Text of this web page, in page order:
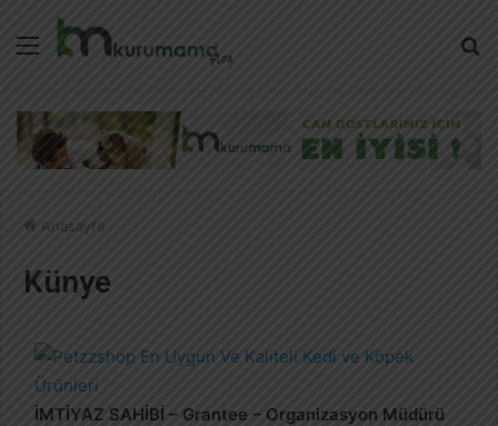
Menü
Anasayfa
Künye
İMTİYAZ SAHİBİ – Grantee – Organizasyon Müdürü